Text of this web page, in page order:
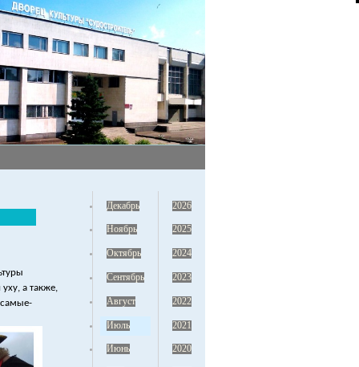
2026
2025
2024
2023
2022
2021
2020
Декабрь
Ноябрь
Октябрь
Сентябрь
Август
Июль
Июнь
а также,